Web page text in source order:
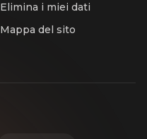
Elimina i miei dati
Mappa del sito